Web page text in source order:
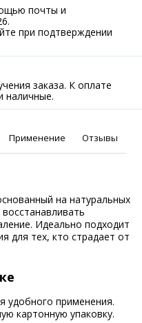
почты и
при подтверждении
заказа. К оплате
наличные.
Применение Отзывы
на натуральных
Идеально подходит
для тех, кто страдает от
удобного применения.
картонную упаковку.